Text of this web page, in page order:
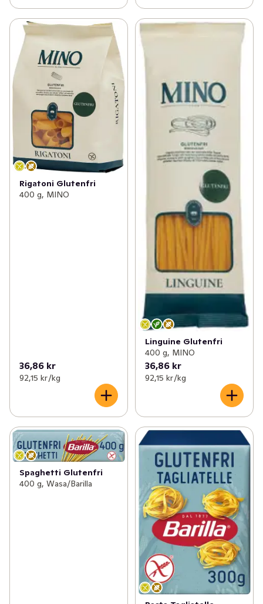
Rigatoni Glutenfri
400 g, MINO
36,86 kr
92,15 kr /kg
Linguine Glutenfri
400 g, MINO
36,86 kr
92,15 kr /kg
Spaghetti Glutenfri
400 g, Wasa/Barilla